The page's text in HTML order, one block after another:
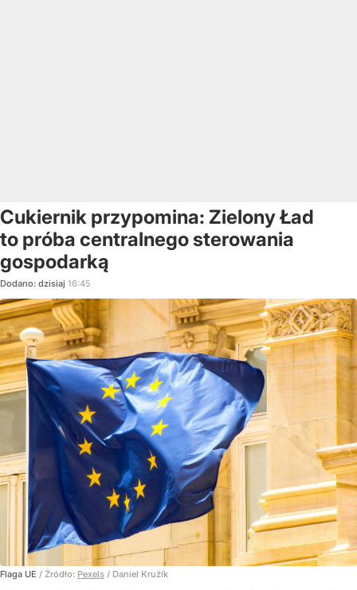
Cukiernik przypomina: Zielony Ład
to próba centralnego sterowania
gospodarką
Dodano: dzisiaj 16:45
Flaga UE / Źródło: Pexels / Daniel Kružík